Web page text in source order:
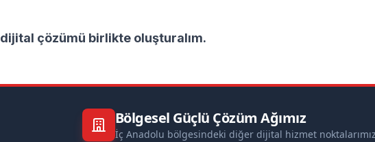
çözümü birlikte oluşturalım.
Bölgesel Güçlü Çözüm Ağımız
İç Anadolu bölgesindeki diğer dijital hizmet